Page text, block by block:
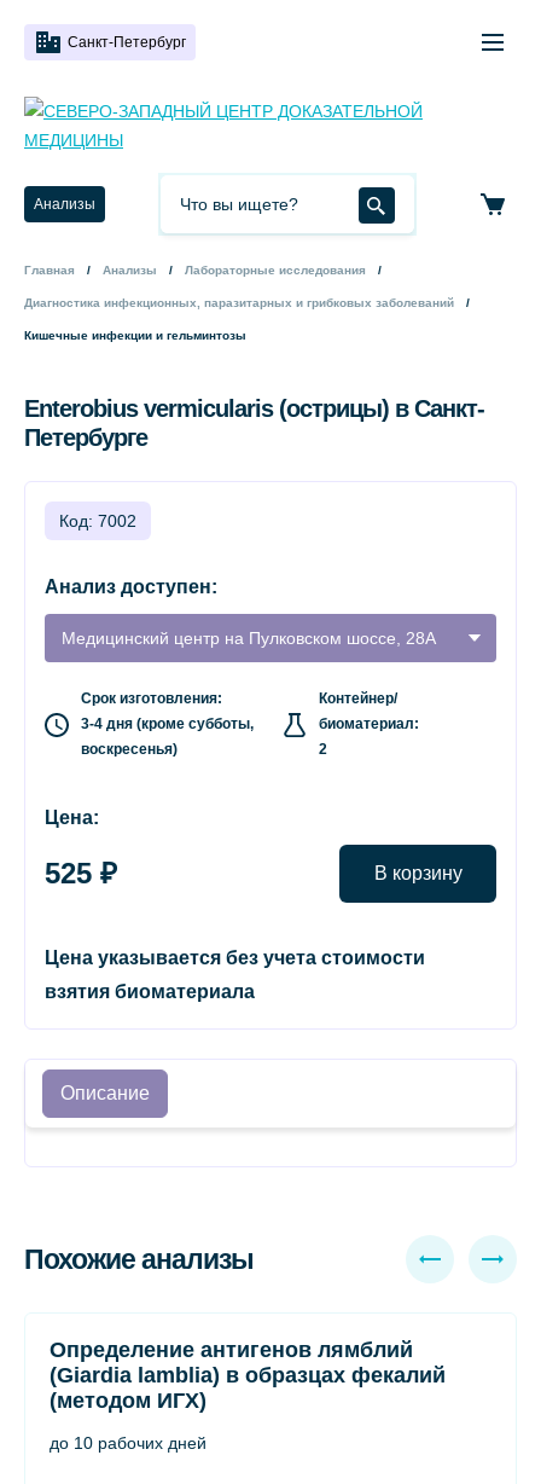
Санкт-Петербург
Анализы
Главная Анализы Лабораторные исследования
Диагностика инфекционных, паразитарных и грибковых заболеваний
Кишечные инфекции и гельминтозы
Enterobius vermicularis (острицы) в Санкт-
Петербурге
Код: 7002
Анализ доступен:
Медицинский центр на Пулковском шоссе, 28А
Срок изготовления:
3-4 дня (кроме субботы,
воскресенья)
Контейнер/
биоматериал:
2
Цена:
525 ₽ В корзину
Цена указывается без учета стоимости
взятия биоматериала
Описание
Похожие анализы
Определение антигенов лямблий
(Giardia lamblia) в образцах фекалий
(методом ИГХ)
до 10 рабочих дней